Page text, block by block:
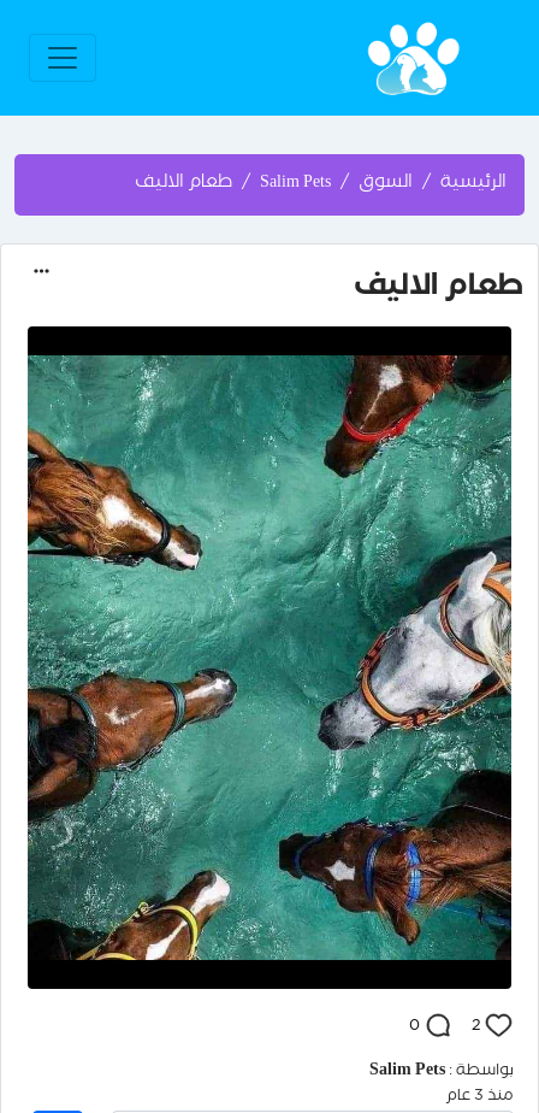
الرئيسية السوق Salim Pets طعام الاليف
طعام الاليف
2
0
بواسطة :Salim Pets
منذ 3 عام